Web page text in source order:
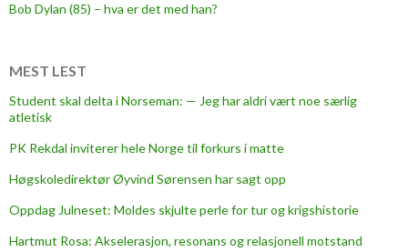
e
r
t
Bob Dylan (85) – hva er det med han?
MEST LEST
Student skal delta i Norseman: — Jeg har aldri vært noe særlig
atletisk
PK Rekdal inviterer hele Norge til forkurs i matte
Høgskoledirektør Øyvind Sørensen har sagt opp
Oppdag Julneset: Moldes skjulte perle for tur og krigshistorie
Hartmut Rosa: Akselerasjon, resonans og relasjonell motstand